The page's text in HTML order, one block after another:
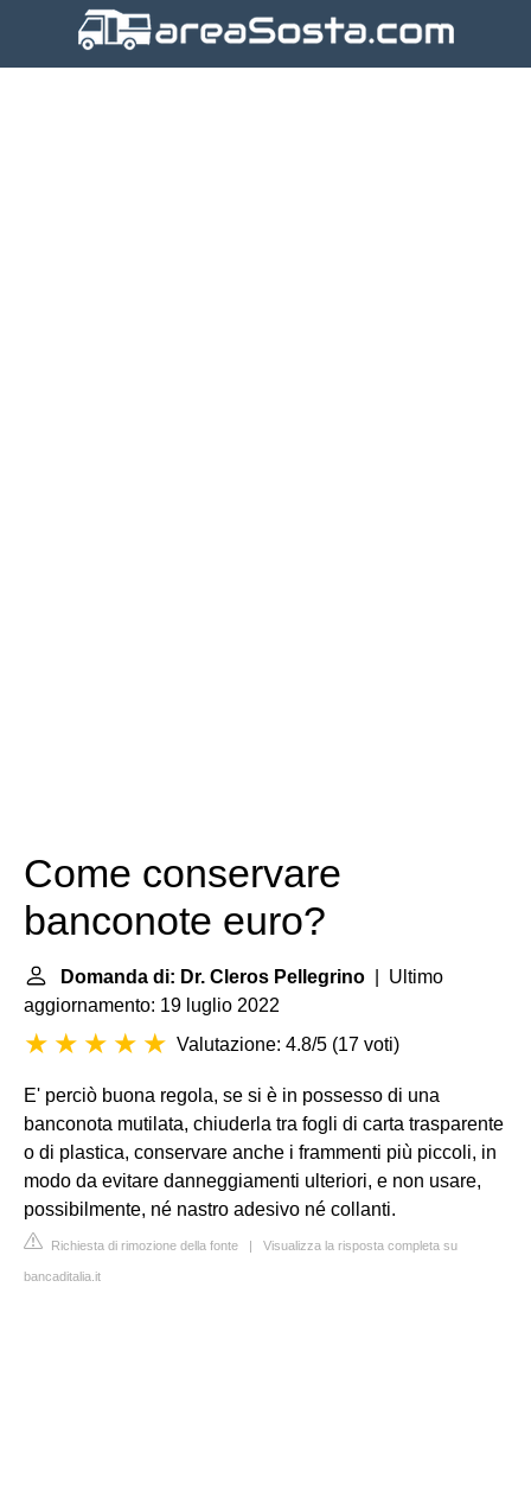
Come conservare
banconote euro?
Domanda di: Dr. Cleros Pellegrino | Ultimo
aggiornamento: 19 luglio 2022
Valutazione: 4.8/5 (17 voti)
E' perciò buona regola, se si è in possesso di una
banconota mutilata, chiuderla tra fogli di carta trasparente
o di plastica, conservare anche i frammenti più piccoli, in
modo da evitare danneggiamenti ulteriori, e non usare,
possibilmente, né nastro adesivo né collanti.
Richiesta di rimozione della fonte | Visualizza la risposta completa su
bancaditalia.it